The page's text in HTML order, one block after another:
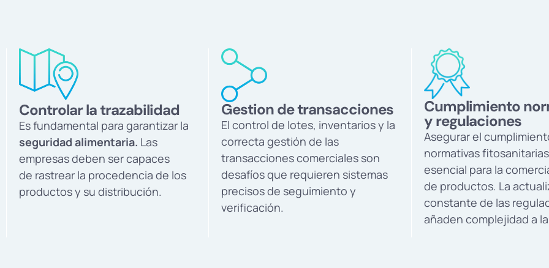
Controlar la trazabilidad
Es fundamental para garantizar la
seguridad alimentaria. Las
empresas deben ser capaces
de rastrear la procedencia de los
productos y su distribución.
Gestion de transacciones
El control de lotes, inventarios y la
correcta gestión de las
transacciones comerciales son
desafíos que requieren sistemas
precisos de seguimiento y
verificación.
Cumplimiento
y regulaciones
Asegurar el
normativas
esencial para la
de productos. La
constante de las
añaden complejidad a